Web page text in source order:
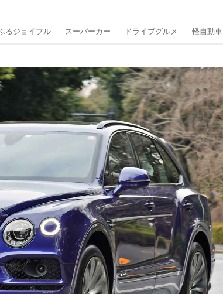
るジョイフル スーパーカー ドライブグルメ 軽自動車